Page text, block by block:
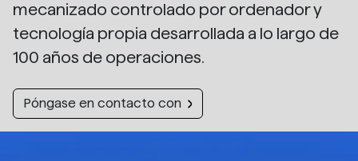
mecanizado controlado por ordenador y
tecnología propia desarrollada a lo largo de
100 años de operaciones.
Póngase en contacto con